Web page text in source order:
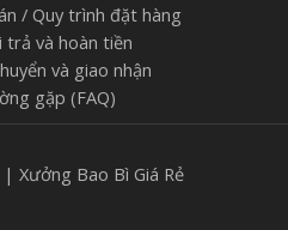
/ Quy trình đặt hàng
trả và hoàn tiền
và giao nhận
gặp (FAQ)
Xưởng Bao Bì Giá Rẻ